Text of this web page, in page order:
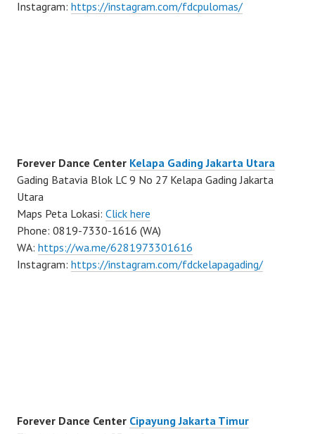
Instagram: https://instagram.com/fdcpulomas/
Forever Dance Center Kelapa Gading Jakarta Utara
Gading Batavia Blok LC 9 No 27 Kelapa Gading Jakarta
Utara
Maps Peta Lokasi: Click here
Phone: 0819-7330-1616 (WA)
WA: https://wa.me/6281973301616
Instagram: https://instagram.com/fdckelapagading/
Forever Dance Center Cipayung Jakarta Timur